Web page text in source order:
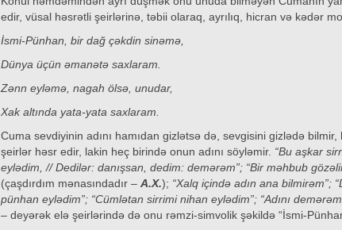
edir, vüsal həsrətli şeirlərinə, təbii olaraq, ayrılıq, hicran və kədər
İsmi-Pünhan, bir dağ çəkdin sinəmə,
Dünya üçün əmanətə saxlaram.
Zənn eyləmə, nagah ölsə, unudar,
Xak altında yata-yata saxlaram.
Cuma sevdiyinin adını hamıdan gizlətsə də, sevgisini gizlədə
şeirlər həsr edir, lakin heç birində onun adını söyləmir. “Bu aşkar
eylədim, // Dedilər: danışsan, dedim: demərəm”; “Bir məhbub
(çaşdırdım mənasındadır – A.X.); “Xalq içində adın ana bilmirəm”;
pünhan eylədim”; “Cümlətan sirrimi nihan eylədim”; “Adını
– deyərək elə şeirlərində də onu rəmzi-simvolik şəkildə “İsmi-